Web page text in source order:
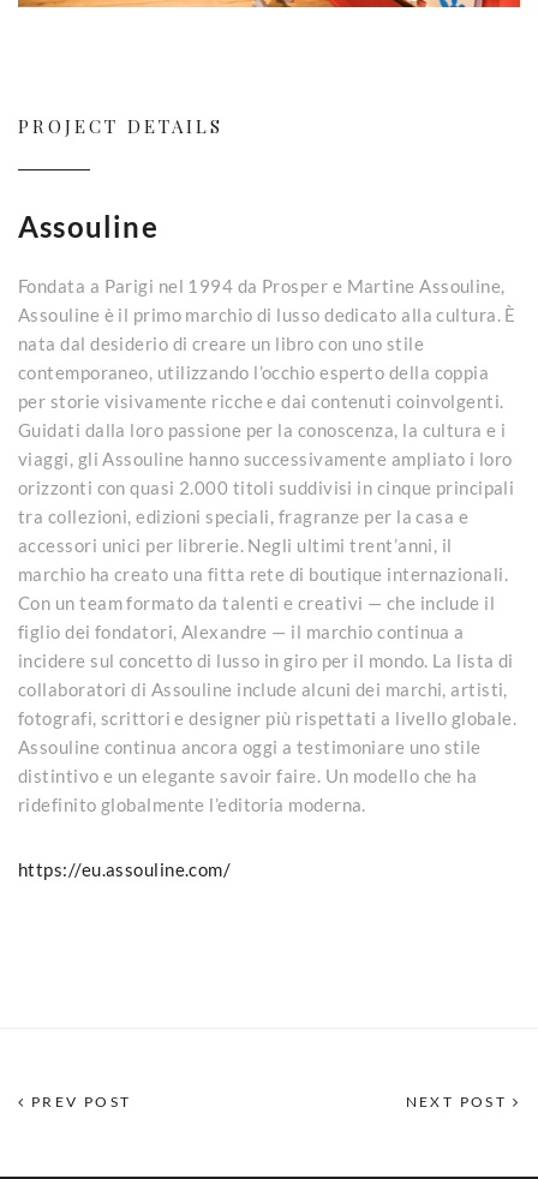
PROJECT DETAILS
Assouline
Fondata a Parigi nel 1994 da Prosper e Martine Assouline,
Assouline è il primo marchio di lusso dedicato alla cultura. È
nata dal desiderio di creare un libro con uno stile
contemporaneo, utilizzando l’occhio esperto della coppia
per storie visivamente ricche e dai contenuti coinvolgenti.
Guidati dalla loro passione per la conoscenza, la cultura e i
viaggi, gli Assouline hanno successivamente ampliato i loro
orizzonti con quasi 2.000 titoli suddivisi in cinque principali
tra collezioni, edizioni speciali, fragranze per la casa e
accessori unici per librerie. Negli ultimi trent’anni, il
marchio ha creato una fitta rete di boutique internazionali.
Con un team formato da talenti e creativi — che include il
figlio dei fondatori, Alexandre — il marchio continua a
incidere sul concetto di lusso in giro per il mondo. La lista di
collaboratori di Assouline include alcuni dei marchi, artisti,
fotografi, scrittori e designer più rispettati a livello globale.
Assouline continua ancora oggi a testimoniare uno stile
distintivo e un elegante savoir faire. Un modello che ha
ridefinito globalmente l’editoria moderna.
https://eu.assouline.com/
PREV POST NEXT POST